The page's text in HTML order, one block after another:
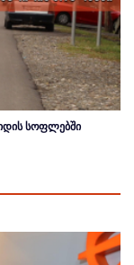
სოფლებში